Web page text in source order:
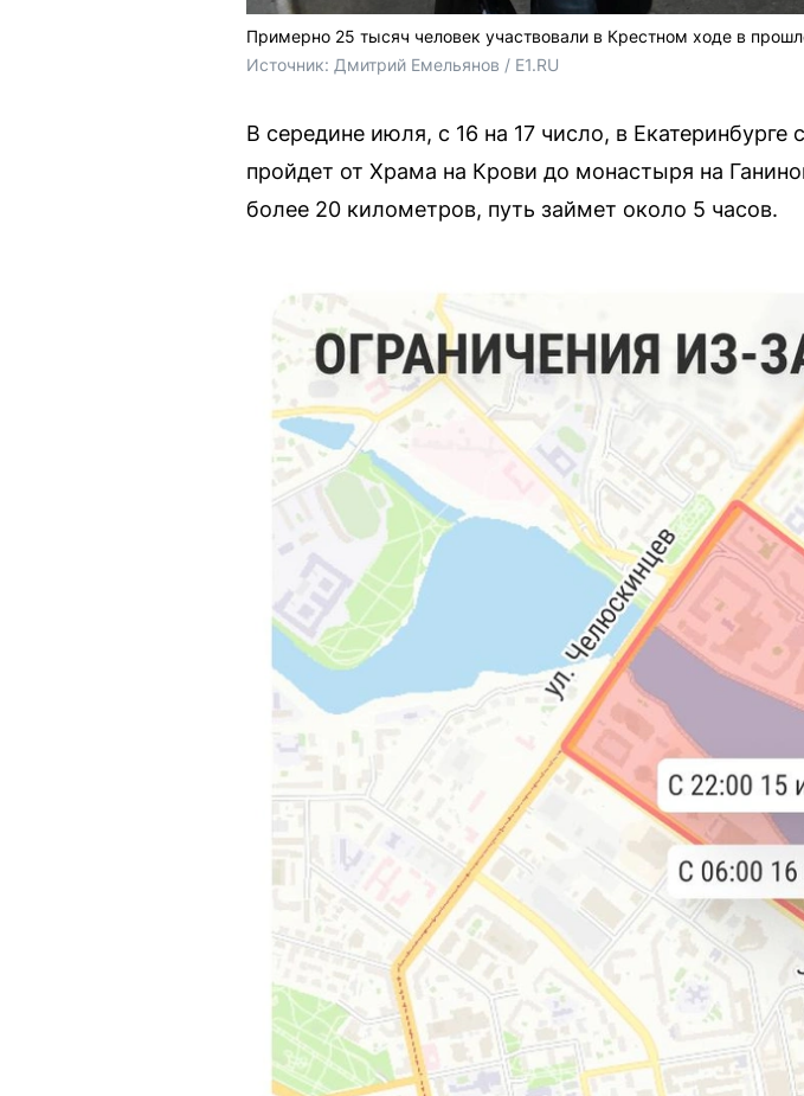
Примерно 25 тысяч человек участвовали в Крестном ходе в
Источник: Дмитрий Емельянов / E1.RU
В середине июля, с 16 на 17 число, в
пройдет от Храма на Крови до монастыря на
более 20 километров, путь займет около 5 часов.